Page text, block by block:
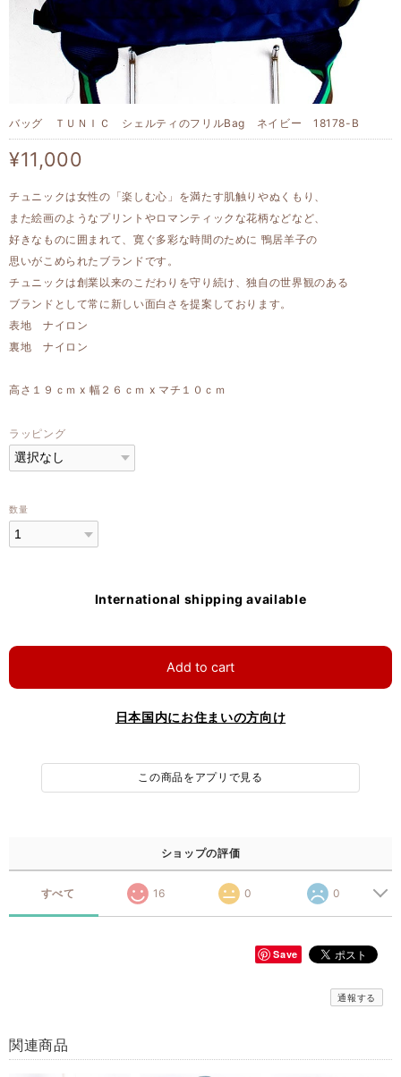
バッグ ＴＵＮＩＣ シェルティのフリルBag ネイビー 18178-B
¥11,000
チュニックは女性の「楽しむ心」を満たす肌触りやぬくもり、
また絵画のようなプリントやロマンティックな花柄などなど、
好きなものに囲まれて、寛ぐ多彩な時間のために 鴨居羊子の
思いがこめられたブランドです。
チュニックは創業以来のこだわりを守り続け、独自の世界観のある
ブランドとして常に新しい面白さを提案しております。
表地 ナイロン
裏地 ナイロン
高さ１９ｃｍ x 幅２６ｃｍ x マチ１０ｃｍ
ラッピング
数量
International shipping available
Add to cart
日本国内にお住まいの方向け
この商品をアプリで見る
ショップの評価
すべて 16 0 0
Save
通報する
関連商品